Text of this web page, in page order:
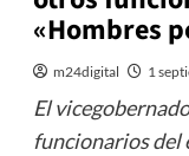
«Hombres
m24digital 1
El
funcionarios del